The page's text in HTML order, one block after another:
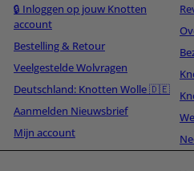
🔒 Inloggen op jouw Knotten
account
Bestelling & Retour
Veelgestelde Wolvragen
Deutschland: Knotten Wolle 🇩🇪
Aanmelden Nieuwsbrief
Mijn account